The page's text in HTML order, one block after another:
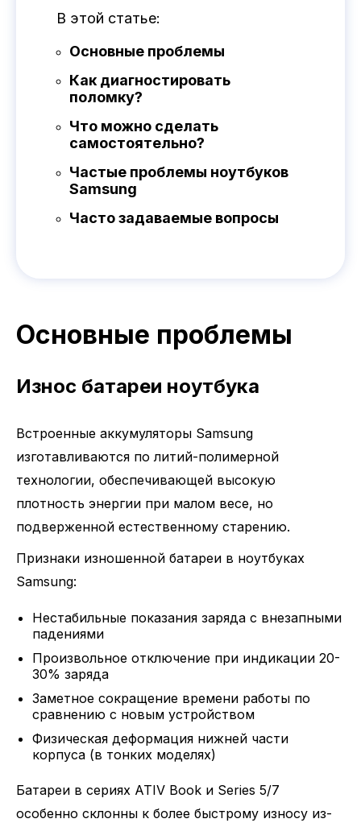
В этой статье:
Основные проблемы
Как диагностировать
поломку?
Что можно сделать
самостоятельно?
Частые проблемы ноутбуков
Samsung
Часто задаваемые вопросы
Основные проблемы
Износ батареи ноутбука
Встроенные аккумуляторы Samsung
изготавливаются по литий-полимерной
технологии, обеспечивающей высокую
плотность энергии при малом весе, но
подверженной естественному старению.
Признаки изношенной батареи в ноутбуках
Samsung:
Нестабильные показания заряда с внезапными
падениями
Произвольное отключение при индикации 20-
30% заряда
Заметное сокращение времени работы по
сравнению с новым устройством
Физическая деформация нижней части
корпуса (в тонких моделях)
Батареи в сериях ATIV Book и Series 5/7
особенно склонны к более быстрому износу из-